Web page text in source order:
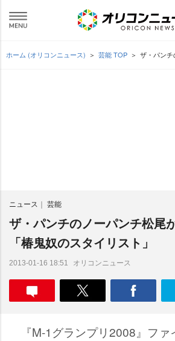
ホーム (オリコンニュース) 芸能 TOP ザ・パン
ニュース 芸能
ザ・パンチのノーパンチ松尾
「椿鬼奴のスタイリスト」
2013-01-16 18:51 オリコンニュース
『M-1グランプリ2008』ファ